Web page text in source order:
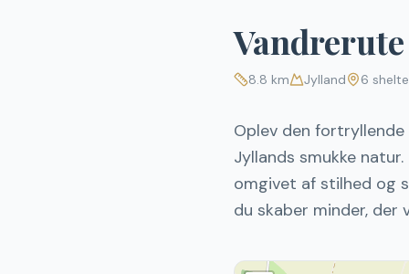
8.8 km Jylland 6
Oplev den
Jyllands smukke
omgivet af stilhed og
du skaber minder, der